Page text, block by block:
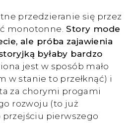
przedzieranie się przez
monotonne. Story mode
ale próba zajawienia
byłaby bardzo
jest w sposób mało
w stanie to przełknąć) i
za chorymi progami
rozwoju (to już
przejściu pierwszego